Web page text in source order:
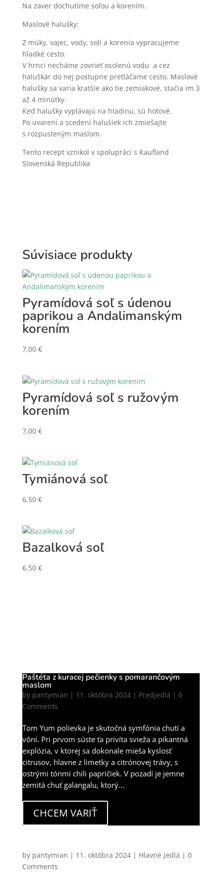
Na zaver dochutíme soľou a korením.
Maslové halušky:
Z múky, vajec, vody, soli a korenia vypracujeme
hladké cesto.
V hrnci necháme zovrieť osolenú vodu a cez
haluškár do nej postupne pretláčame cesto. Maslové
halušky sa varia kratšie ako tie zemiakové, stačia im 3
až 4 minútky.
Keď halušky vyplávajú na hladinu, sú hotové.
Po uvarení a scedení halušiek ich zmiešajte
s rozpusteným maslom.
Tento recept vznikol v spolupráci s Kaufland
Slovenská Republika
Súvisiace produkty
Pyramídová soľ s údenou
paprikou a Andalimanským
korením
7,00 €
Pyramídová soľ s ružovým
korením
7,00 €
Tymiánová soľ
6,50 €
Bazalková soľ
6,50 €
Paštéta z kuracej pečienky s pomarančovým
maslom
by pantymian | 11. októbra 2024| Predjedlá | 0
Comments
Tom Yum polievka je skutočná symfónia chutí a
vôní. Pri prvom súste ťa privíta svieža a pikantná
explózia, v ktorej sa dokonale mieša kyslosť
citrusov, hlavne z limetky a citrónovej trávy, s
ostrými tónmi chili papričiek. V pozadí je jemne
zemitá chuť galangalu, ktorý...
CHCEM VARIŤ
by pantymian | 11. októbra 2024| Hlavné jedlá | 0
Comments